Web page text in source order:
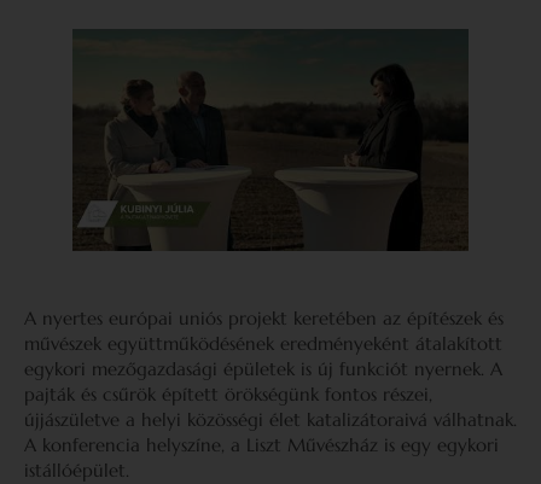
A nyertes európai uniós projekt keretében az építészek és
művészek együttműködésének eredményeként átalakított
egykori mezőgazdasági épületek is új funkciót nyernek. A
pajták és csűrök épített örökségünk fontos részei,
újjászületve a helyi közösségi élet katalizátoraivá válhatnak.
A konferencia helyszíne, a Liszt Művészház is egy egykori
istállóépület.